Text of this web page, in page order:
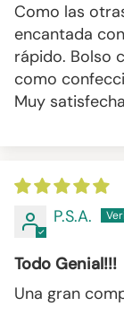
Como las
encantada
rápido. Bolso
como
Muy
P.S.A.
Todo Genial!!!
Una gran